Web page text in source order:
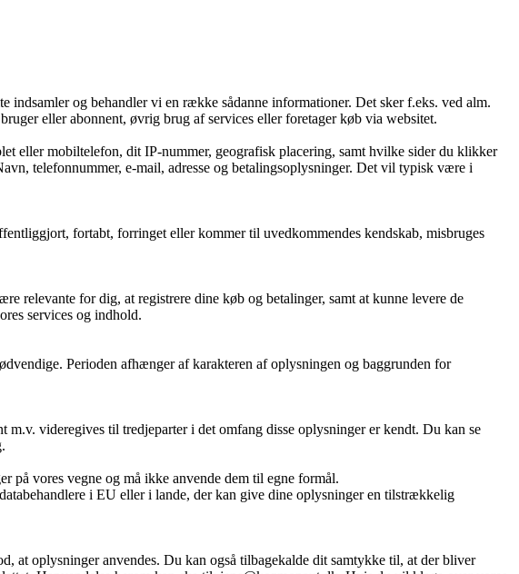
indsamler og behandler vi en række sådanne informationer. Det sker f.eks. ved alm.
eller abonnent, øvrig brug af services eller foretager køb via websitet.
eller mobiltelefon, dit IP-nummer, geografisk placering, samt hvilke sider du klikker
telefonnummer, e-mail, adresse og betalingsoplysninger. Det vil typisk være i
fortabt, forringet eller kommer til uvedkommendes kendskab, misbruges
relevante for dig, at registrere dine køb og betalinger, samt at kunne levere de
services og indhold.
Perioden afhænger af karakteren af oplysningen og baggrunden for
videregives til tredjeparter i det omfang disse oplysninger er kendt. Du kan se
på vores vegne og må ikke anvende dem til egne formål.
i EU eller i lande, der kan give dine oplysninger en tilstrækkelig
at oplysninger anvendes. Du kan også tilbagekalde dit samtykke til, at der bliver